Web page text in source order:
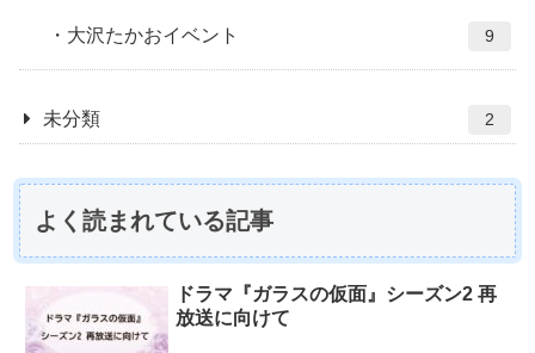
大沢たかおイベント 9
未分類 2
よく読まれている記事
ドラマ『ガラスの仮面』シーズン2 再
放送に向けて